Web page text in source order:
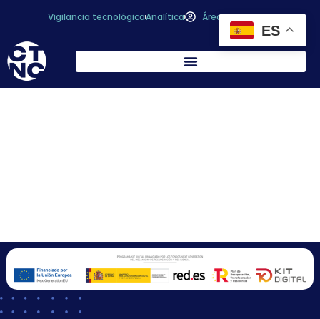
Vigilancia tecnológicaAnalítica Área personal
ES